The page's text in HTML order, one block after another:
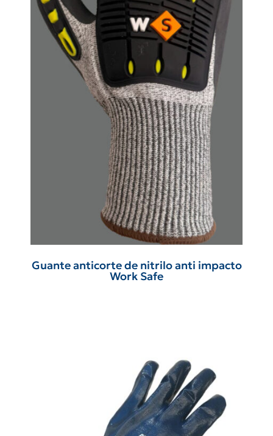
Guante anticorte de nitrilo anti impacto
Work Safe